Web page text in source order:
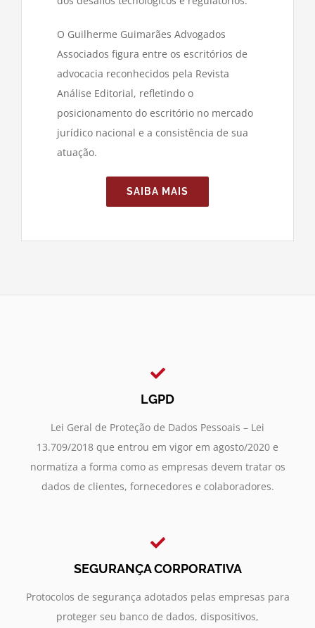
O Guilherme Guimarães Advogados
Associados figura entre os escritórios de
advocacia reconhecidos pela Revista
Análise Editorial, refletindo o
posicionamento do escritório no mercado
jurídico nacional e a consistência de sua
atuação.
SAIBA MAIS
LGPD
Lei Geral de Proteção de Dados Pessoais – Lei
13.709/2018 que entrou em vigor em agosto/2020 e
normatiza a forma como as empresas devem tratar os
dados de clientes, fornecedores e colaboradores.
SEGURANÇA CORPORATIVA
Protocolos de segurança adotados pelas empresas para
proteger seu banco de dados, dispositivos,